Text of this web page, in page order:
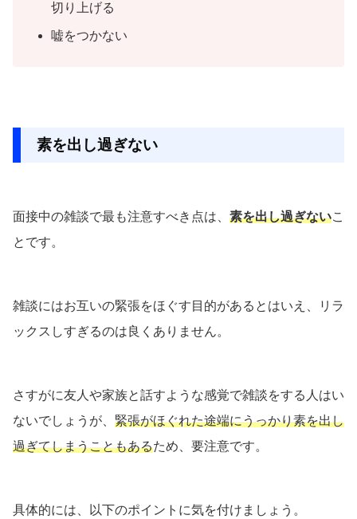
切り上げる
嘘をつかない
素を出し過ぎない
面接中の雑談で最も注意すべき点は、 素を出し過ぎないこ
とです。
雑談にはお互いの緊張をほぐす目的があるとはいえ、リラ
ックスしすぎるのは良くありません。
さすがに友人や家族と話すような感覚で雑談をする人はい
ないでしょうが、 緊張がほぐれた途端にうっかり素を出し
過ぎてしまうこともあるため、要注意です。
具体的には、以下のポイントに気を付けましょう。